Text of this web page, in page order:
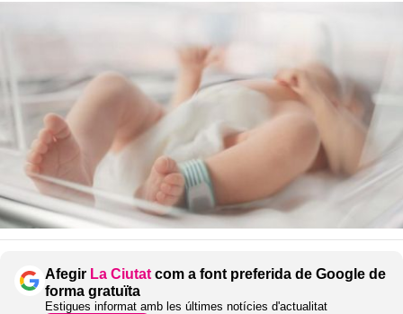
Afegir La Ciutat com a font preferida de Google de
forma gratuïta
Estigues informat amb les últimes notícies d'actualitat